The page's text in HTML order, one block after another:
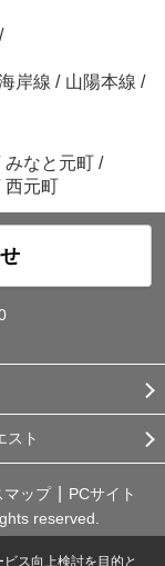
/
岸線 / 山陽本線 /
みなと元町 /
西元町
スト
マップ
PCサイト
reserved.
ス向上検討を目的と